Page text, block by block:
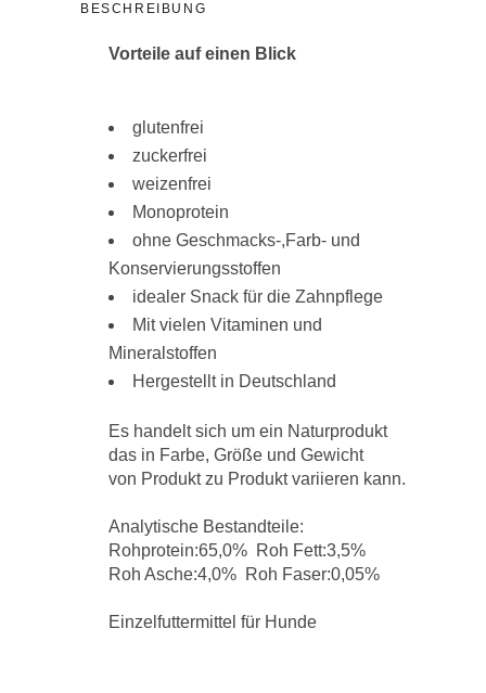
BESCHREIBUNG
Vorteile auf einen Blick
glutenfrei
zuckerfrei
weizenfrei
Monoprotein
ohne Geschmacks-,Farb- und
Konservierungsstoffen
idealer Snack für die Zahnpflege
Mit vielen Vitaminen und
Mineralstoffen
Hergestellt in Deutschland
Es handelt sich um ein Naturprodukt
das in Farbe, Größe und Gewicht
von Produkt zu Produkt variieren kann.
Analytische Bestandteile:
Rohprotein:65,0% Roh Fett:3,5%
Roh Asche:4,0% Roh Faser:0,05%
Einzelfuttermittel für Hunde